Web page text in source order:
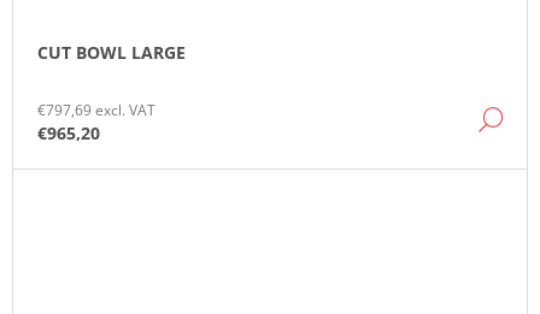
CUT BOWL LARGE
€797,69 excl. VAT
€965,20